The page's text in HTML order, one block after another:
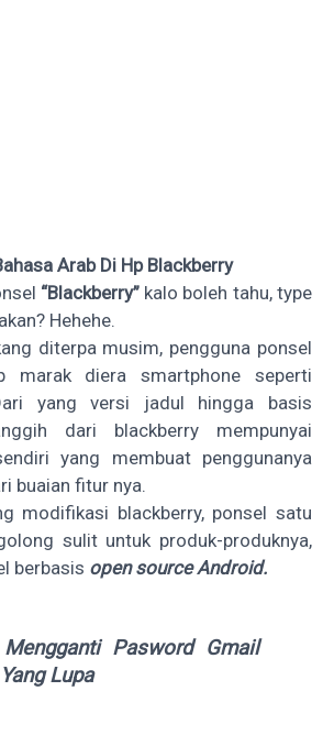
Arab Di Hp Blackberry
“Blackberry” kalo boleh tahu, type
Hehehe.
diterpa musim, pengguna ponsel
marak diera smartphone seperti
yang versi jadul hingga basis
dari blackberry mempunyai
yang membuat penggunanya
buaian fitur nya.
modifikasi blackberry, ponsel satu
sulit untuk produk-produknya,
berbasis open source Android.
Mengganti Pasword Gmail
Lupa